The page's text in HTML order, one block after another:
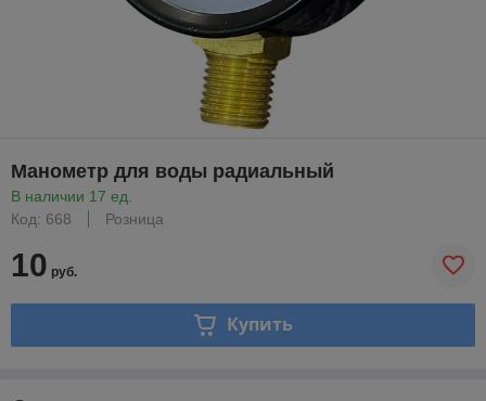
Манометр для воды радиальный
В наличии 17 ед.
Код: 668
Розница
10 руб.
Купить